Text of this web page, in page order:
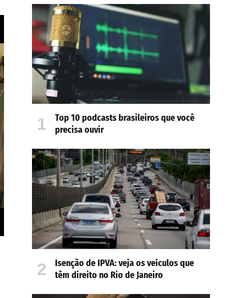
Top 10 podcasts brasileiros que você
precisa ouvir
Isenção de IPVA: veja os veículos que
têm direito no Rio de Janeiro